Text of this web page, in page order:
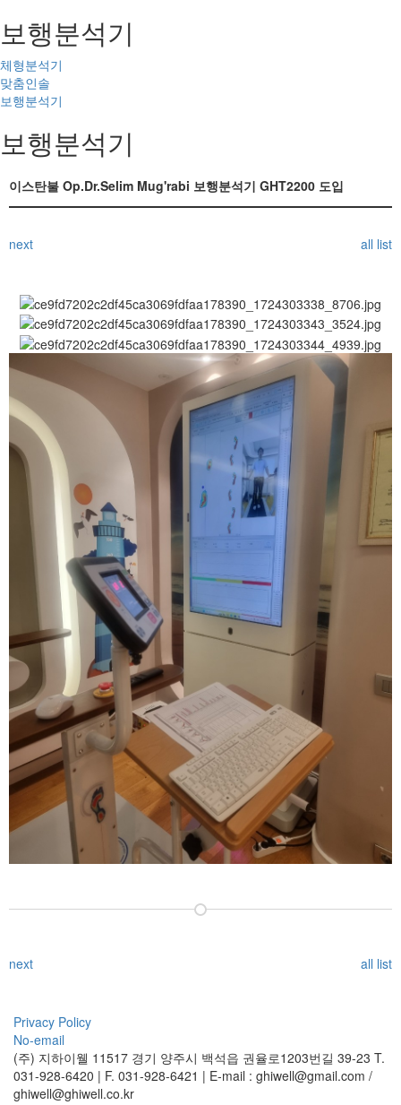
보행분석기
체형분석기
맞춤인솔
보행분석기
보행분석기
이스탄불 Op.Dr.Selim Mug'rabi 보행분석기 GHT2200 도입
next all list
next all list
Privacy Policy
No-email
(주) 지하이웰 11517 경기 양주시 백석읍 권율로1203번길 39-23 T.
031-928-6420 | F. 031-928-6421 | E-mail : ghiwell@gmail.com /
ghiwell@ghiwell.co.kr